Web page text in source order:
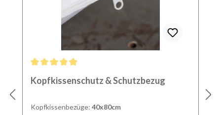
Kopfkissenschutz & Schutzbezug
Kopfkissenbezüge: 40x80cm